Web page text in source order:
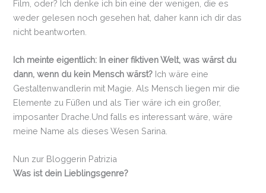
Film, oder? Ich denke ich bin eine der wenigen, die es
weder gelesen noch gesehen hat, daher kann ich dir das
nicht beantworten.
Ich meinte eigentlich: In einer fiktiven Welt, was wärst du
dann, wenn du kein Mensch wärst? Ich wäre eine
Gestaltenwandlerin mit Magie. Als Mensch liegen mir die
Elemente zu Füßen und als Tier wäre ich ein großer,
imposanter Drache.Und falls es interessant wäre, wäre
meine Name als dieses Wesen Sarina.
Nun zur Bloggerin Patrizia
Was ist dein Lieblingsgenre?